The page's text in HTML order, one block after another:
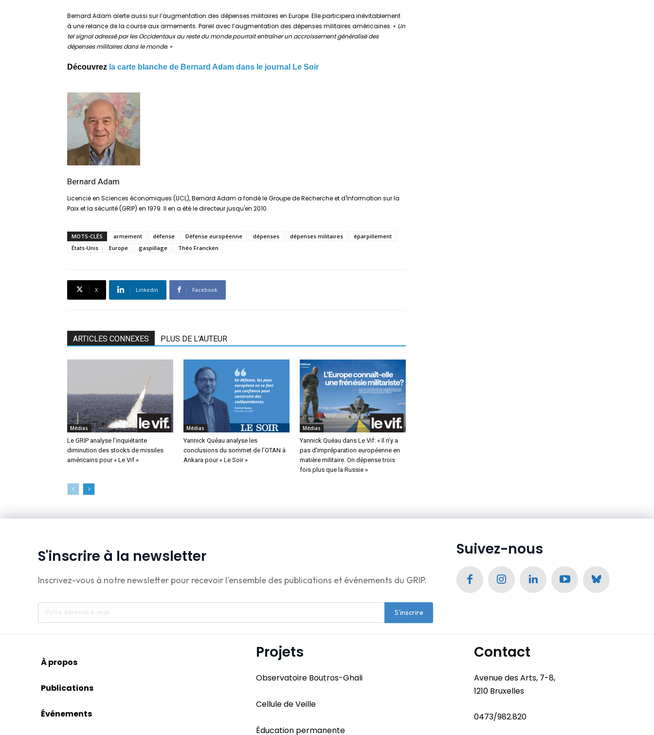
Bernard Adam alerte aussi sur l’augmentation des dépenses militaires en Europe. Elle participera inévitablement
à une relance de la course aux armements. Pareil avec l’augmentation des dépenses militaires américaines. « Un
tel signal adressé par les Occidentaux au reste du monde pourrait entraîner un accroissement généralisé des
dépenses militaires dans le monde. »
Découvrez la carte blanche de Bernard Adam dans le journal Le Soir
Bernard Adam
Licencié en Sciences économiques (UCL), Bernard Adam a fondé le Groupe de Recherche et d'Information sur la
Paix et la sécurité (GRIP) en 1979. Il en a été le directeur jusqu'en 2010.
MOTS-CLÉS armement défense Défense européenne dépenses dépenses militaires
éparpillement
États-Unis
Europe gaspillage Théo Francken
X Linkedin Facebook
ARTICLES CONNEXES PLUS DE L'AUTEUR
Médias
Le GRIP analyse l’inquiétante
diminution des stocks de missiles
américains pour « Le Vif »
Médias
Yannick Quéau analyse les
conclusions du sommet de l’OTAN à
Ankara pour « Le Soir »
Médias
Yannick Quéau dans Le Vif: « Il n’y a
pas d’impréparation européenne en
matière militaire. On dépense trois
fois plus que la Russie »
S'inscrire à la newsletter
Inscrivez-vous à notre newsletter pour recevoir l'ensemble des publications et événements du GRIP.
S'inscrire
Suivez-nous
À propos
Publications
Événements
Projets
Observatoire Boutros-Ghali
Cellule de Veille
Éducation permanente
Contact
Avenue des Arts, 7-8,
1210 Bruxelles
0473/982.820